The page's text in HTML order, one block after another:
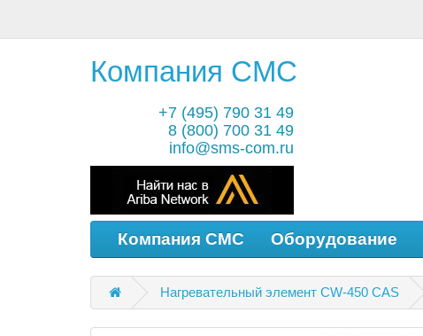
Компания СМС
+7 (495) 790 31 49
8 (800) 700 31 49
info@sms-com.ru
Компания СМС Оборудование
Нагревательный элемент CW-450 CAS